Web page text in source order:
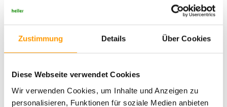
Zustimmung Details Über Cookies
Diese Webseite verwendet Cookies
Wir verwenden Cookies, um Inhalte und Anzeigen zu
personalisieren, Funktionen für soziale Medien anbieten
Blick in den Signal Iduna Park während der Modernisierungsarbeiten.